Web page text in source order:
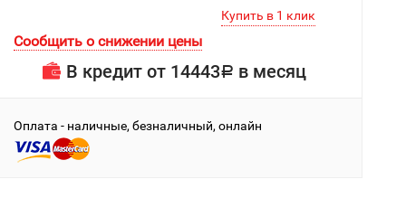
Сообщить о снижении цены
В кредит от 14443Р в месяц
Оплата - наличные, безналичный, онлайн